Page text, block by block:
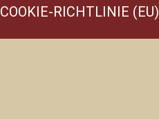
COOKIE-RICHTLINIE (EU)